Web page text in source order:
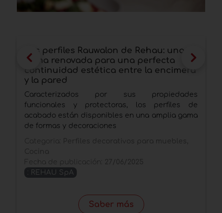
Los perfiles Rauwalon de Rehau: una
gama renovada para una perfecta
continuidad estética entre la encimera
y la pared
Caracterizados por sus propiedades
funcionales y protectoras, los perfiles de
acabado están disponibles en una amplia gama
de formas y decoraciones
: REHAU SpA
Saber más